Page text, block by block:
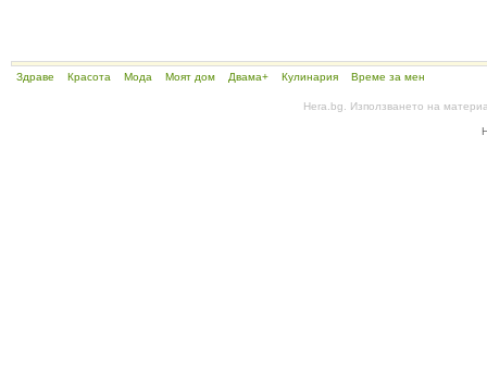
Здраве Красота Мода Моят дом Двама+ Кулинария Време за мен
Hera.bg. Използването на